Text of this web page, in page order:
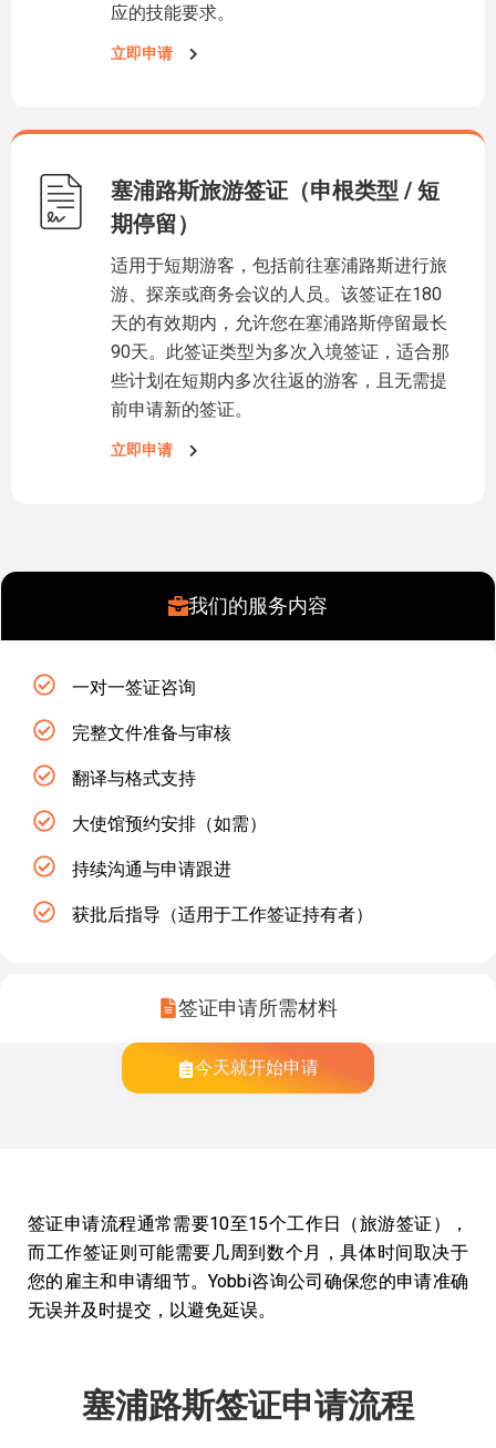
应的技能要求。
立即申请
塞浦路斯旅游签证（申根类型 / 短
期停留）
适用于短期游客，包括前往塞浦路斯进行旅
游、探亲或商务会议的人员。该签证在180
天的有效期内，允许您在塞浦路斯停留最长
90天。此签证类型为多次入境签证，适合那
些计划在短期内多次往返的游客，且无需提
前申请新的签证。
立即申请
我们的服务内容
签证申请所需材料
一对一签证咨询
完整文件准备与审核
翻译与格式支持
大使馆预约安排（如需）
持续沟通与申请跟进
获批后指导（适用于工作签证持有者）
今天就开始申请
塞浦路斯签证申请流程
签证申请流程通常需要10至15个工作日（旅游签证），
而工作签证则可能需要几周到数个月，具体时间取决于
您的雇主和申请细节。Yobbi咨询公司确保您的申请准确
无误并及时提交，以避免延误。